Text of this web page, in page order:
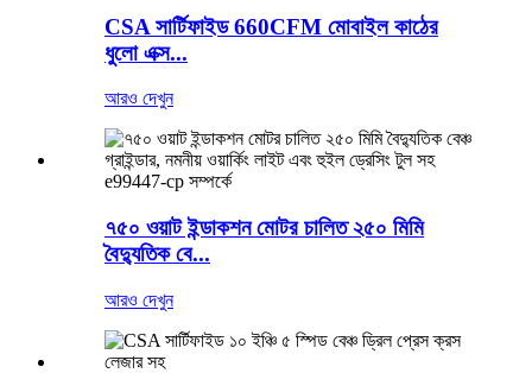
CSA সার্টিফাইড 660CFM মোবাইল কাঠের
ধুলো এক্স...
আরও দেখুন
e99447-cp সম্পর্কে
৭৫০ ওয়াট ইন্ডাকশন মোটর চালিত ২৫০ মিমি
বৈদ্যুতিক বে...
আরও দেখুন